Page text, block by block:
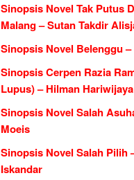
Sinopsis Novel Tak Putus
Malang – Sutan Takdir
Sinopsis Novel Belenggu
Sinopsis Cerpen Razia
Lupus) – Hilman Hariwijaya
Sinopsis Novel Salah
Moeis
Sinopsis Novel Salah Pilih
Iskandar